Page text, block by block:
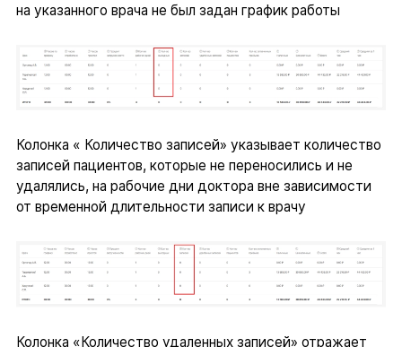
на указанного врача не был задан график работы
Колонка « Количество записей» указывает количество
записей пациентов, которые не переносились и не
удалялись, на рабочие дни доктора вне зависимости
от временной длительности записи к врачу
Колонка «Количество удаленных записей» отражает